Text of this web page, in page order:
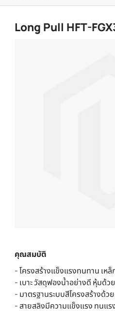
Long Pull HFT-
คุณสมบัติ
- โครงสร้างแข็งแรงทนทาน เห
- เบาะ วัสดุฟองน้ำอย่างดี หุ้มด้ว
- มาตรฐานระบบสีโครงสร้างด้
- สายสลิงมีความแข็งแรง ทนแร